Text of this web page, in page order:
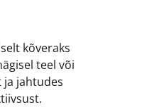
kõveraks
teel või
jahtudes